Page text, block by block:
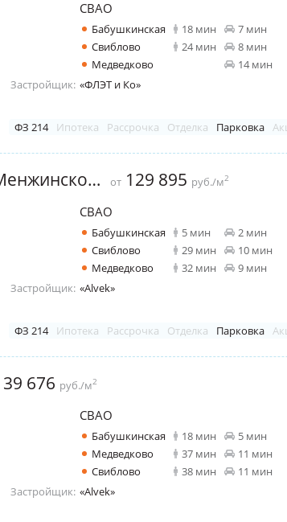
СВАО
Бабушкинская 18 мин
7 мин
Свиблово
24 мин
8 мин
Медведково
14 мин
Застройщик: «ФЛЭТ и Ко»
ФЗ 214 Ипотека Рассрочка Отделка Парковка
Клубный дом на Менжинского от 129 895 руб./м2
СВАО
Бабушкинская 5 мин
2 мин
Свиблово
29 мин
10 мин
Медведково
32 мин
9 мин
Застройщик: «Alvek»
ФЗ 214 Ипотека Рассрочка Отделка Парковка
676 руб./м2
СВАО
Бабушкинская 18 мин
5 мин
Медведково
37 мин
11 мин
Свиблово
38 мин
11 мин
Застройщик: «Alvek»